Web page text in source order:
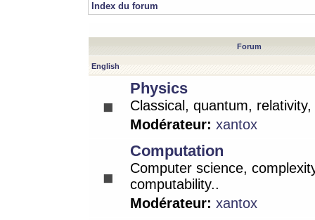
Index du forum
Forum
English
Physics
Classical, quantum,
Modérateur: xantox
Computation
Computer science,
computability..
Modérateur: xantox